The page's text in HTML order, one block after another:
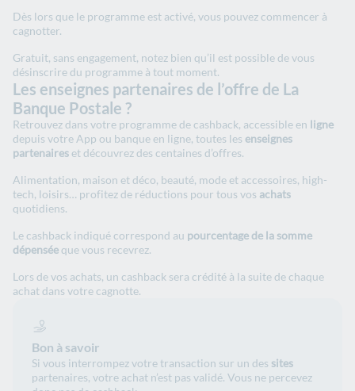
Dès lors que le programme est activé, vous pouvez commencer à
cagnotter.
Gratuit, sans engagement, notez bien qu’il est possible de vous
désinscrire du programme à tout moment.
Les enseignes partenaires de l’offre de La
Banque Postale ?
Retrouvez dans votre programme de cashback, accessible en ligne
depuis votre App ou banque en ligne, toutes les enseignes
partenaires et découvrez des centaines d’offres.
Alimentation, maison et déco, beauté, mode et accessoires, high-
tech, loisirs… profitez de réductions pour tous vos achats
quotidiens.
Le cashback indiqué correspond au pourcentage de la somme
dépenséeque vous recevrez.
Lors de vos achats, un cashback sera crédité à la suite de chaque
achat dans votre cagnotte.
Bon à savoir
Si vous interrompez votre transaction sur un des sites
partenaires, votre achat n’est pas validé. Vous ne percevez